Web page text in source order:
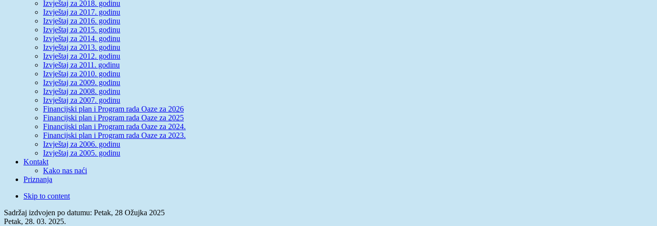
Izvještaj za 2018. godinu
Izvještaj za 2017. godinu
Izvještaj za 2016. godinu
Izvještaj za 2015. godinu
Izvještaj za 2014. godinu
Izvještaj za 2013. godinu
Izvještaj za 2012. godinu
Izvještaj za 2011. godinu
Izvještaj za 2010. godinu
Izvještaj za 2009. godinu
Izvještaj za 2008. godinu
Izvještaj za 2007. godinu
Financijski plan i Program rada Oaze za 2026
Financijski plan i Program rada Oaze za 2025
Financijski plan i Program rada Oaze za 2024.
Financijski plan i Program rada Oaze za 2023.
Izvještaj za 2006. godinu
Izvještaj za 2005. godinu
Kontakt
Kako nas naći
Priznanja
Skip to content
Sadržaj izdvojen po datumu: Petak, 28 Ožujka 2025
Petak, 28. 03. 2025.